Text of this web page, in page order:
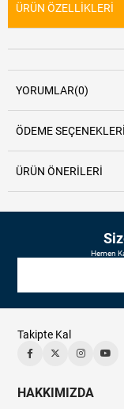
ÜRÜN ÖZELLIKLERI
YORUMLAR(0)
ÖDEME SEÇENEKLERI
ÜRÜN ÖNERILERI
Hemen
Takipte Kal
HAKKIMIZDA